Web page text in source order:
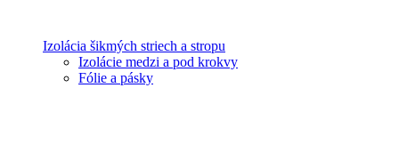
Izolácia šikmých striech a stropu
Izolácie medzi a pod krokvy
Fólie a pásky